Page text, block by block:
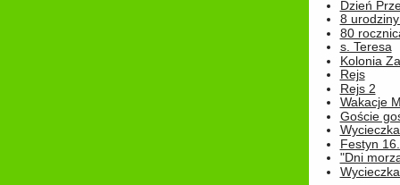
Dzień
8
80
s. Teresa
Kolonia
Rejs
Rejs 2
Wakacje
Goście
Festyn
"Dni